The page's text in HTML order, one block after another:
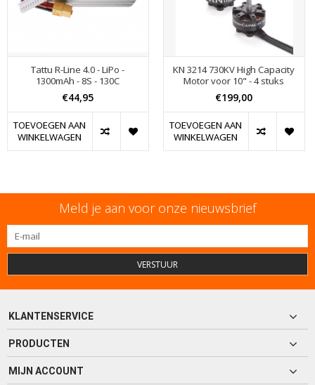
Tattu R-Line 4.0 - LiPo -
1300mAh - 8S - 130C
€44,95
TOEVOEGEN AAN
WINKELWAGEN
KN 3214 730KV High Capacity
Motor voor 10" - 4 stuks
€199,00
TOEVOEGEN AAN
WINKELWAGEN
Meld je aan voor onze nieuwsbrief
VERSTUUR
KLANTENSERVICE
PRODUCTEN
MIJN ACCOUNT